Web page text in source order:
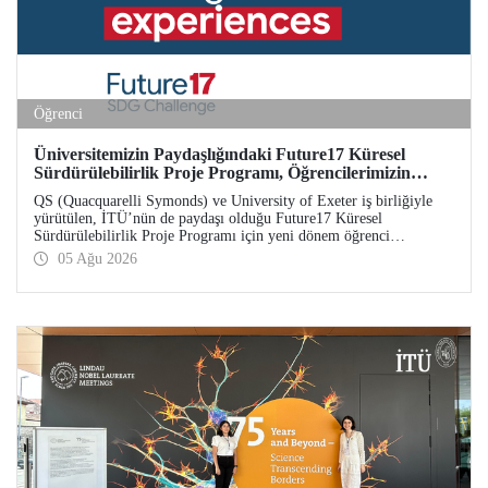
Öğrenci
Üniversitemizin Paydaşlığındaki Future17 Küresel
Sürdürülebilirlik Proje Programı, Öğrencilerimizin
Başvurularını Bekliyor
QS (Quacquarelli Symonds) ve University of Exeter iş birliğiyle
yürütülen, İTÜ’nün de paydaşı olduğu Future17 Küresel
Sürdürülebilirlik Proje Programı için yeni dönem öğrenci
başvuruları açıldı. Başvurular için son gün 31 Ağustos!
05 Ağu 2026